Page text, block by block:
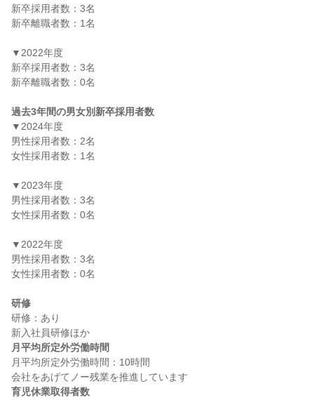
新卒採用者数：3名
新卒離職者数：1名
▼2022年度
新卒採用者数：3名
新卒離職者数：0名
過去3年間の男女別新卒採用者数
▼2024年度
男性採用者数：2名
女性採用者数：1名
▼2023年度
男性採用者数：3名
女性採用者数：0名
▼2022年度
男性採用者数：3名
女性採用者数：0名
研修
研修：あり
月平均所定外労働時間
月平均所定外労働時間：10時間
育児休業取得者数